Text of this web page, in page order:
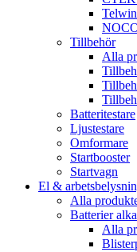
Tillbehör
Alla
Batteritestare
Ljustestare
Omformare
Startbooster
Startvagn
El &
Alla
Batterier
Alla